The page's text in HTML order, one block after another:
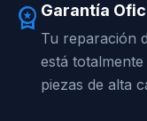
workspace_premium Garantía
Tu reparación
está
piezas de alta